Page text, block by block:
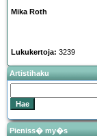
Mika Roth
Lukukertoja: 3239
Artistihaku
Pieniss� my�s